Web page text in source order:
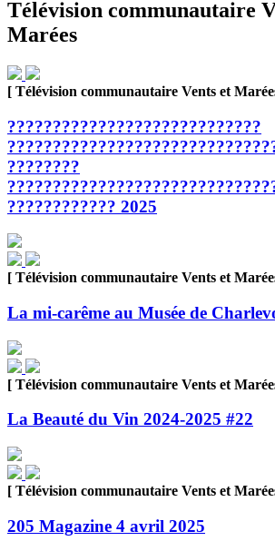
Télévision communautaire
Marées
[ Télévision communautaire Vents et
????????????????????????????
????????
???????????? 2025
[ Télévision communautaire Vents et
La mi-carême au Musée de
[ Télévision communautaire Vents et
La Beauté du Vin 2024-2025 #22
[ Télévision communautaire Vents et
205 Magazine 4 avril 2025